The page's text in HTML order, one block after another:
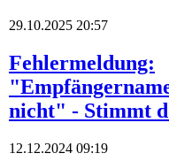
29.10.2025 20:57
Fehlermeldung:
nicht" - Stimmt
12.12.2024 09:19